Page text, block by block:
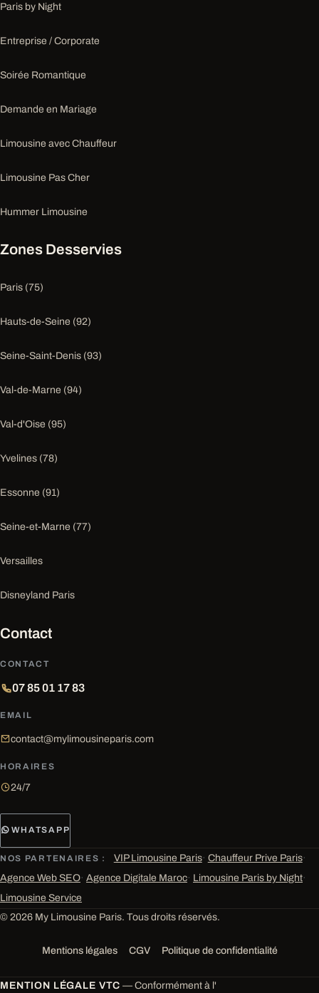
Paris by Night
Entreprise / Corporate
Soirée Romantique
Demande en Mariage
Limousine avec Chauffeur
Limousine Pas Cher
Hummer Limousine
Zones Desservies
Paris (75)
Hauts-de-Seine (92)
Seine-Saint-Denis (93)
Val-de-Marne (94)
Val-d'Oise (95)
Yvelines (78)
Essonne (91)
Seine-et-Marne (77)
Versailles
Disneyland Paris
Contact
CONTACT
07 85 01 17 83
EMAIL
contact@mylimousineparis.com
HORAIRES
24/7
WHATSAPP
NOS PARTENAIRES : VIP Limousine Paris· Chauffeur Prive Paris·
Agence Web SEO· Agence Digitale Maroc· Limousine Paris by Night·
Limousine Service
© 2026 My Limousine Paris. Tous droits réservés.
Mentions légales CGV Politique de confidentialité
MENTION LÉGALE VTC — Conformément à l'